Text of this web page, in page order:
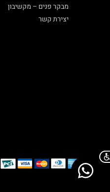
מבקר פנים – מקשיבון
יצירת קשר
Chat on WhatsApp